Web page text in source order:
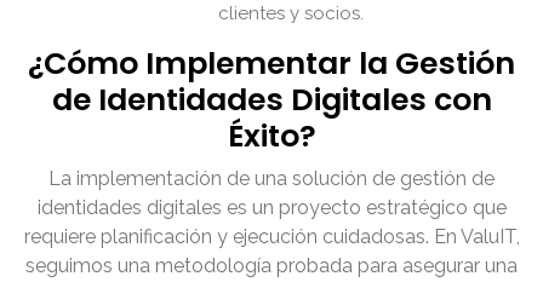
clientes y socios.
¿Cómo Implementar la Gestión
de Identidades Digitales con
Éxito?
La implementación de una solución de gestión de
identidades digitales es un proyecto estratégico que
requiere planificación y ejecución cuidadosas. En ValuIT,
seguimos una metodología probada para asegurar una